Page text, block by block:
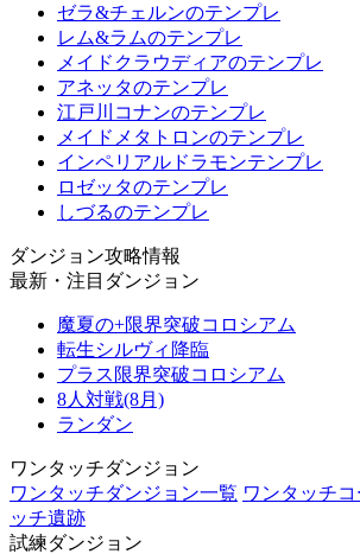
ゼラ&チェルンのテンプレ
レム&ラムのテンプレ
メイドクラウディアのテンプレ
アネッタのテンプレ
江戸川コナンのテンプレ
メイドメタトロンのテンプレ
インペリアルドラモンテンプレ
ロゼッタのテンプレ
しづるのテンプレ
ダンジョン攻略情報
最新・注目ダンジョン
魔夏の+限界突破コロシアム
転生シルヴィ降臨
プラス限界突破コロシアム
8人対戦(8月)
ランダン
ワンタッチダンジョン
ワンタッチダンジョン一覧 ワンタッチ
ッチ遺跡
試練ダンジョン